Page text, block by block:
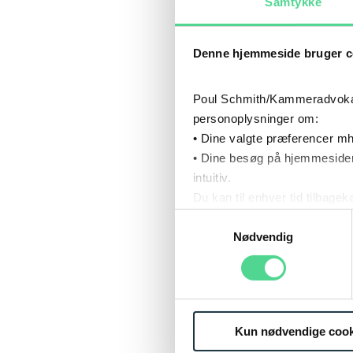
Denne hjemmeside bruger
Poul Schmith/
personoplysninger om:
• Dine valgte præferencer
• Dine besøg på
intuitiv.
Du kan til enhver tid
Læs mere om vores
Nødvendig
Kun nødvendige
Det var
Kristian
sager
opnået
Nogle